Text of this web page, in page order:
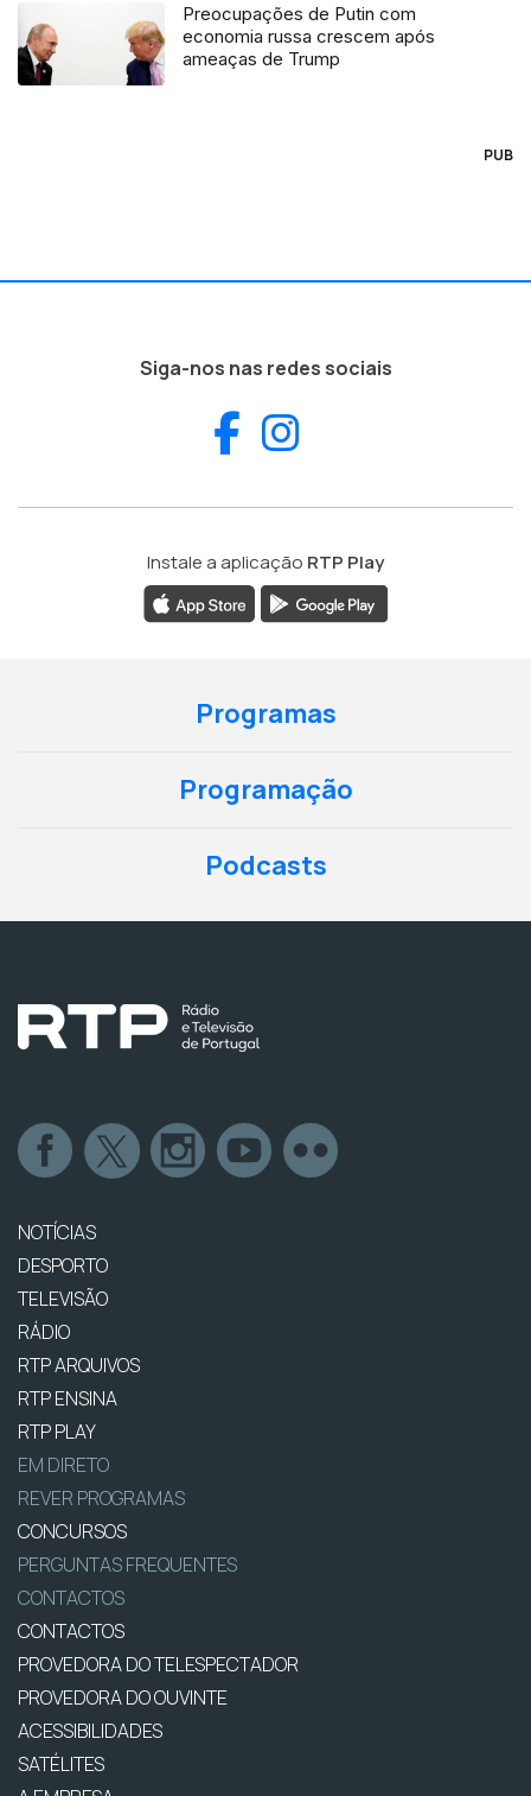
Preocupações de Putin com
economia russa crescem após
ameaças de Trump
PUB
Siga-nos nas redes sociais
Facebook
Instale a aplicação RTP Play
Programas
Programação
Podcasts
NOTÍCIAS
DESPORTO
TELEVISÃO
RÁDIO
RTP ARQUIVOS
RTP ENSINA
RTP PLAY
EM DIRETO
REVER PROGRAMAS
CONCURSOS
PERGUNTAS FREQUENTES
CONTACTOS
CONTACTOS
PROVEDORA DO TELESPECTADOR
PROVEDORA DO OUVINTE
ACESSIBILIDADES
SATÉLITES